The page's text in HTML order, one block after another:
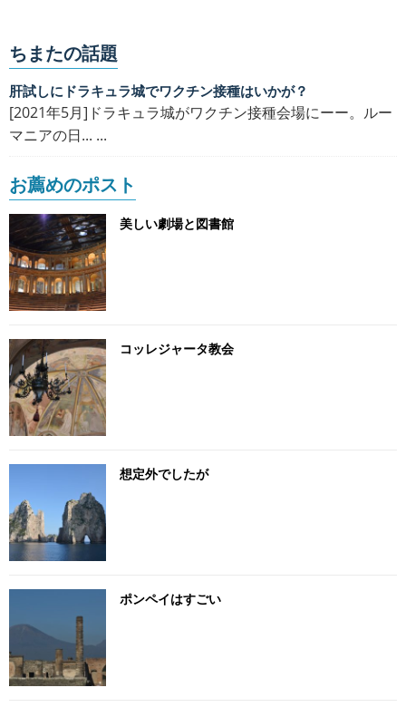
ちまたの話題
肝試しにドラキュラ城でワクチン接種はいかが？
[2021年5月]ドラキュラ城がワクチン接種会場にーー。ルー
マニアの日... ...
お薦めのポスト
美しい劇場と図書館
コッレジャータ教会
想定外でしたが
ポンペイはすごい